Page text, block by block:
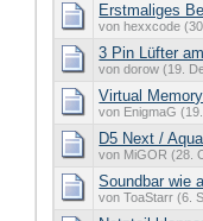
Erstmaliges
von hexxcode
3 Pin Lüfter
von dorow (19.
Virtual
von EnigmaG
D5 Next /
von MiGOR (28.
Soundbar wie
von ToaStarr (6.